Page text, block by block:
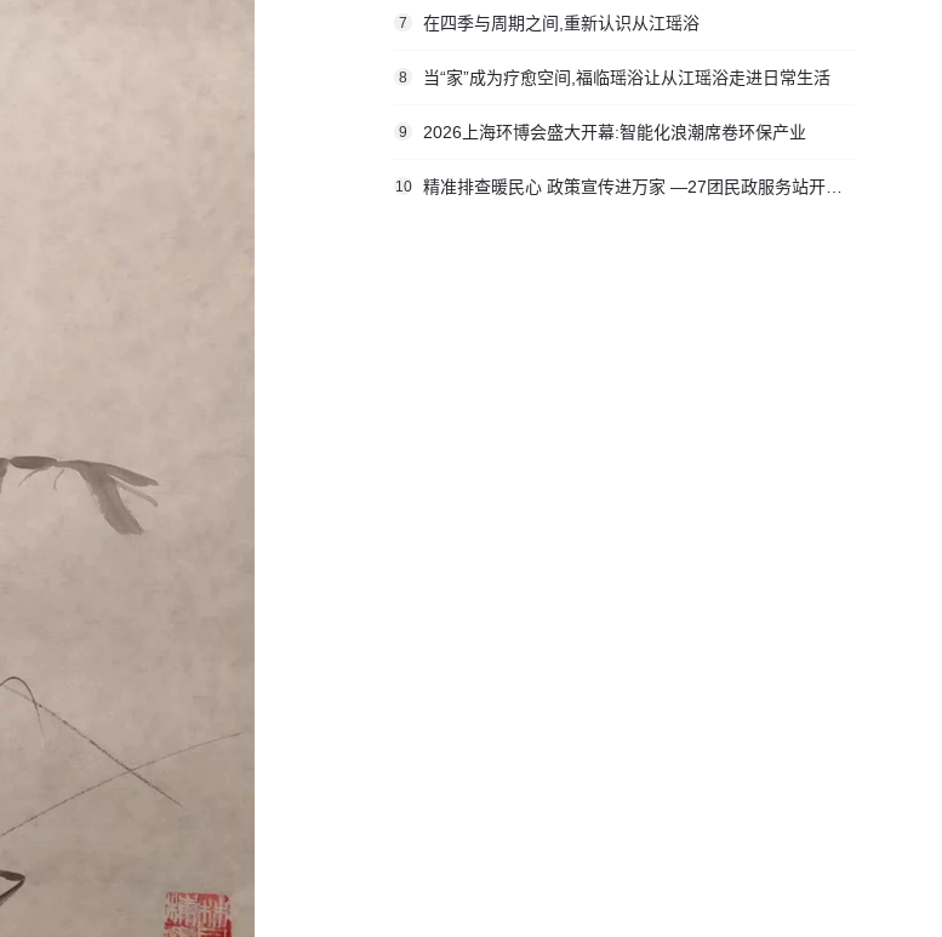
7 在四季与周期之间,重新认识从江瑶浴
8 当“家”成为疗愈空间,福临瑶浴让从江瑶浴走进日常生活
9 2026上海环博会盛大开幕:智能化浪潮席卷环保产业
10 精准排查暖民心 政策宣传进万家 —27团民政服务站开展社会救助入户走访活动